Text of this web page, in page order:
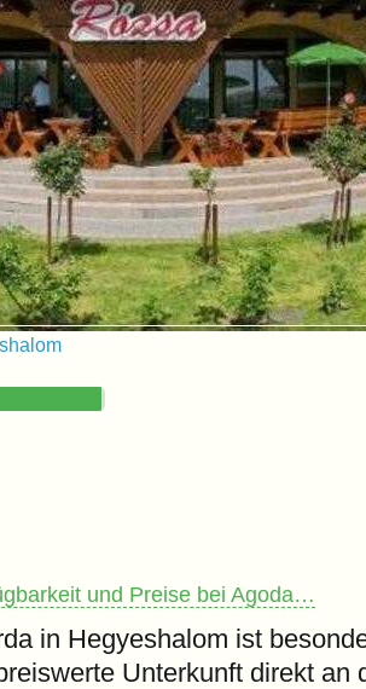
und Preise bei Agoda…
in Hegyeshalom ist
Unterkunft direkt an